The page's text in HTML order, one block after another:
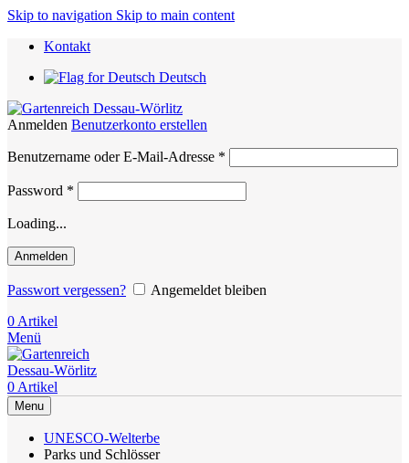
Skip to navigation Skip to main content
Kontakt
Deutsch
Anmelden Benutzerkonto erstellen
Benutzername oder E-Mail-Adresse *
Password *
Loading...
Anmelden
Passwort vergessen?
Angemeldet bleiben
0 Artikel
Menü
0 Artikel
Menu
UNESCO-Welterbe
Parks und Schlösser